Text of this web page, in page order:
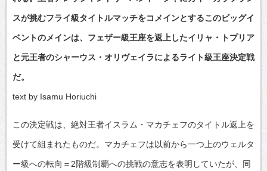
スが挑むフライ級タイトルマッチをコメインとするこのビッグイ
ベントのメインは、フェザー級王座を返上したイリャ・トプリア
と元王者のシャーウス・オリヴェイラによるライト級王座決定戦
だ。
text by Isamu Horiuchi
この決定戦は、絶対王者イスラム・マカチェフのタイトル返上を
受けて組まれたものだ。マカチェフは以前から一つ上のウェルタ
ー級への転向＝2階級制覇への挑戦の意志を表明していたが、同